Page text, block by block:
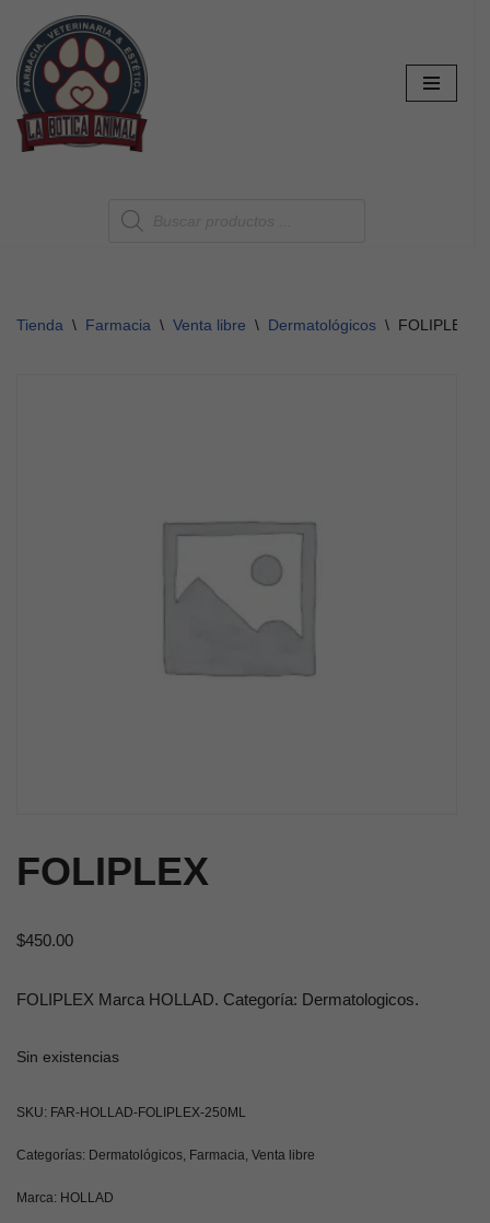
Saltar
al
contenido
Tienda \ Farmacia \ Venta libre \ Dermatológicos \ FOLIPLEX
FOLIPLEX
$450.00
FOLIPLEX Marca HOLLAD. Categoría: Dermatologicos.
Sin existencias
SKU: FAR-HOLLAD-FOLIPLEX-250ML
Categorías: Dermatológicos Farmacia Venta libre
Marca: HOLLAD